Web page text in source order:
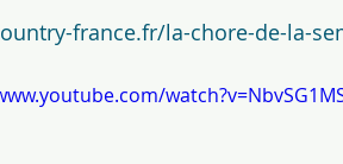
france.fr/la-chore-de-la-